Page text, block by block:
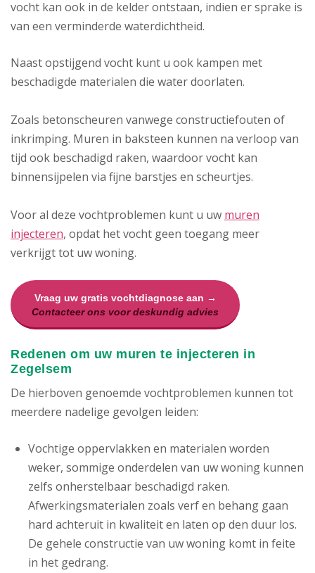
vocht kan ook in de kelder ontstaan, indien er sprake is
van een verminderde waterdichtheid.
Naast opstijgend vocht kunt u ook kampen met
beschadigde materialen die water doorlaten.
Zoals betonscheuren vanwege constructiefouten of
inkrimping. Muren in baksteen kunnen na verloop van
tijd ook beschadigd raken, waardoor vocht kan
binnensijpelen via fijne barstjes en scheurtjes.
Voor al deze vochtproblemen kunt u uw muren
injecteren, opdat het vocht geen toegang meer
verkrijgt tot uw woning.
Vraag uw gratis vochtdiagnose aan →
Contacteer ons voor deskundig advies
Redenen om uw muren te injecteren in
Zegelsem
De hierboven genoemde vochtproblemen kunnen tot
meerdere nadelige gevolgen leiden:
Vochtige oppervlakken en materialen worden
weker, sommige onderdelen van uw woning kunnen
zelfs onherstelbaar beschadigd raken.
Afwerkingsmaterialen zoals verf en behang gaan
hard achteruit in kwaliteit en laten op den duur los.
De gehele constructie van uw woning komt in feite
in het gedrang.